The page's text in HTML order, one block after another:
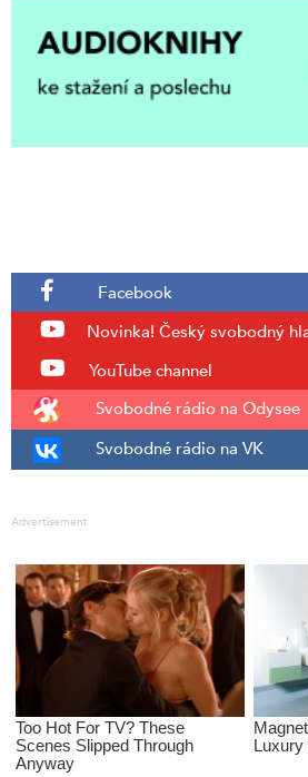
Facebook
Novinka! Český svobodný
YouTube channel
Svobodné rádio na Odysee
Svobodné rádio na VK
Advertisement